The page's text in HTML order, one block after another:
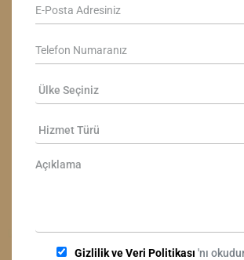
Gizlilik ve Veri Politikası 'nı